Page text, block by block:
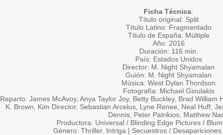
Ficha Técnica:
Título original: Split
Título Latino: Fragmentado
Título de España: Múltiple
Año: 2016
Duración: 116 min.
País: Estados Unidos
Director: M. Night Shyamalan
Guión: M. Night Shyamalan
Música: West Dylan Thordson
Fotografía: Michael Gioulakis
Reparto: James McAvoy, Anya Taylor Joy, Betty Buckley, Brad William
K. Brown, Kim Director, Sebastian Arcelus, Lyne Renee, Neal Huff,
Dennis, Peter Patrikios, Matthew
Productora: Universal / Blinding Edge Pictures /
Género: Thriller. Intriga | Secuestros /